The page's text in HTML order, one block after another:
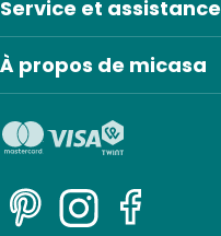
Service et assistance
À propos de micasa
PinterestInstagramFacebook